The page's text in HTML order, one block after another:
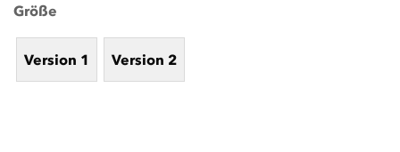
Größe
Version 1 Version 2